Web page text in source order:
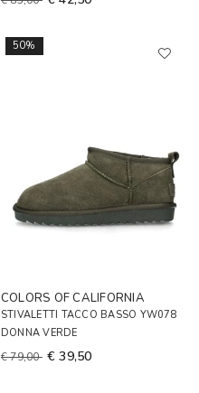
50%
COLORS OF CALIFORNIA
STIVALETTI TACCO BASSO YW078
DONNA VERDE
€ 79,00 € 39,50